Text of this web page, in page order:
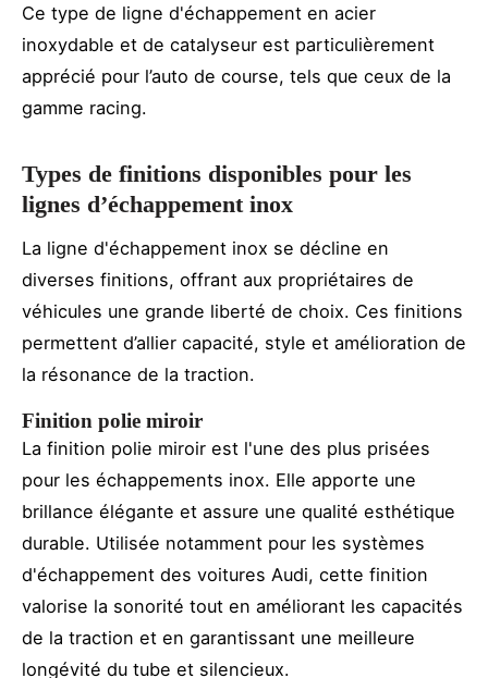
Ce type de ligne d'échappement en acier
inoxydable et de catalyseur est particulièrement
apprécié pour l’auto de course, tels que ceux de la
gamme racing.
Types de finitions disponibles pour les
lignes d’échappement inox
La ligne d'échappement inox se décline en
diverses finitions, offrant aux propriétaires de
véhicules une grande liberté de choix. Ces finitions
permettent d’allier capacité, style et amélioration de
la résonance de la traction.
Finition polie miroir
La finition polie miroir est l'une des plus prisées
pour les échappements inox. Elle apporte une
brillance élégante et assure une qualité esthétique
durable. Utilisée notamment pour les systèmes
d'échappement des voitures Audi, cette finition
valorise la sonorité tout en améliorant les capacités
de la traction et en garantissant une meilleure
longévité du tube et silencieux.